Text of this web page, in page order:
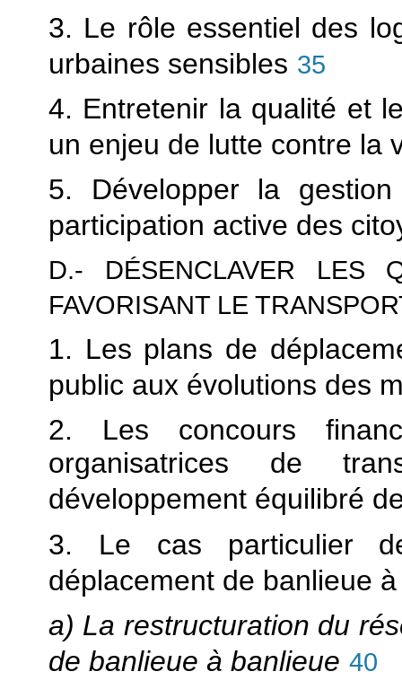
3. Le rôle essentiel des
urbaines sensibles 35
4. Entretenir la qualité et
un enjeu de lutte contre la
5. Développer la
participation active des
D.- DÉSENCLAVER LES
FAVORISANT LE
1. Les plans de
public aux évolutions des
2. Les concours
organisatrices de
développement équilibré
3. Le cas particulier
déplacement de banlieue
a) La restructuration du
de banlieue à banlieue 40